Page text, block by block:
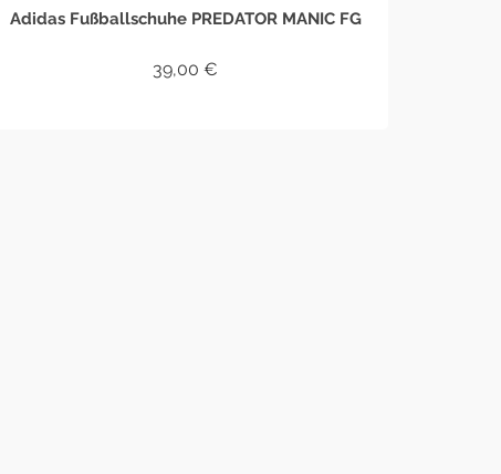
Adidas Fußballschuhe PREDATOR MANIC FG
39,00€